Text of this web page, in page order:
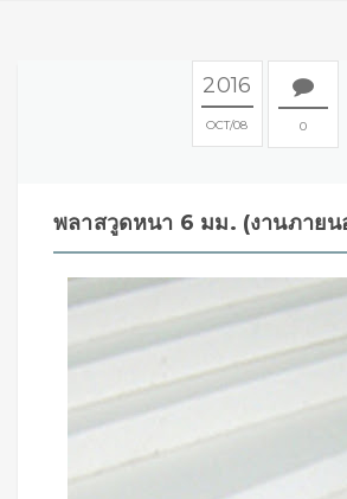
2016
OCT 08 0
พลาสวูดหนา 6 มม. (งานภายน